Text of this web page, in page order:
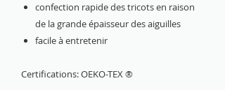
confection rapide des tricots en raison
de la grande épaisseur des aiguilles
facile à entretenir
Certifications: OEKO-TEX ®